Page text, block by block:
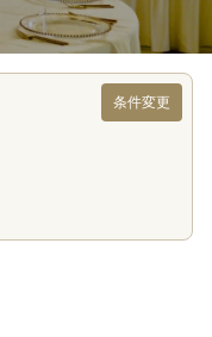
条件変更